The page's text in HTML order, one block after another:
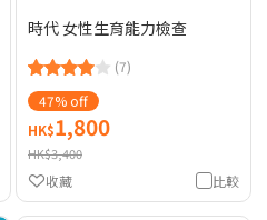
時代 女性生育能力檢查
(7)
47% off
HK$1,800
HK$3,400
比較
收藏